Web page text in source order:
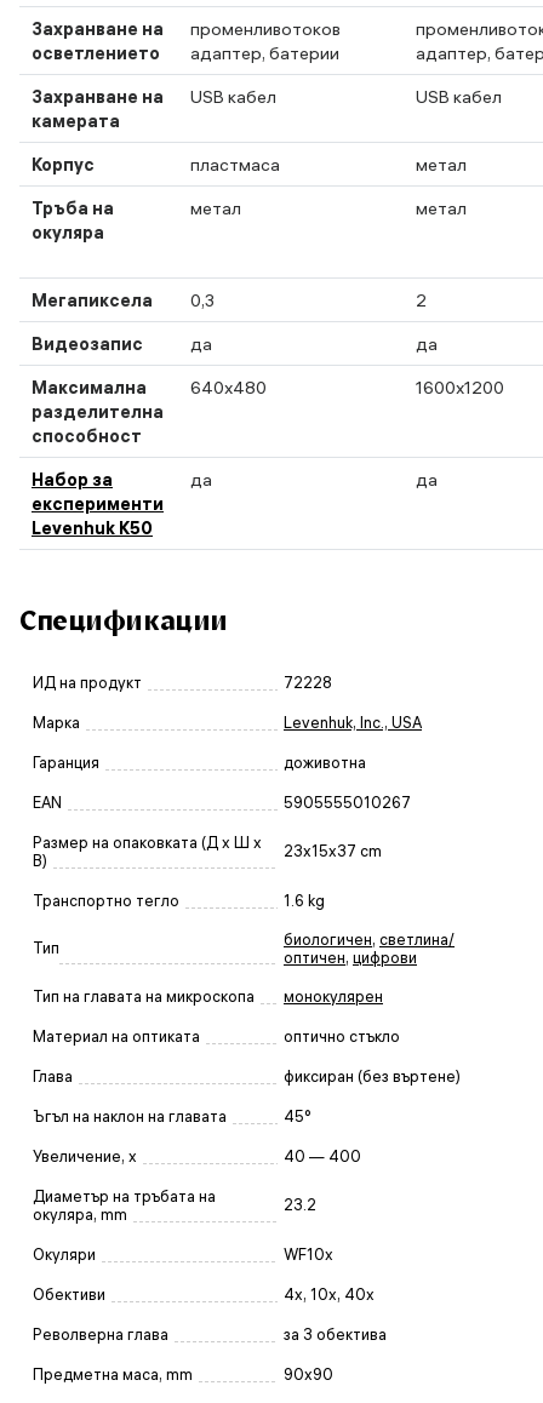
Захранване на
осветлението
променливотоков
адаптер, батерии
адаптер,
Захранване на
камерата
USB кабел USB кабел
Корпус пластмаса
метал
Тръба на
окуляра
метал метал
Мегапиксела 0,3
2
Видеозапис
да
да
Максимална
разделителна
способност
640x480 1600х1200
Набор за
експерименти
Levenhuk K50
да да
Спецификации
ИД на продукт 72228
Марка Levenhuk, Inc., USA
Гаранция доживотна
EAN 5905555010267
Размер на опаковката (Д x Ш x
В)
23x15x37 cm
Транспортно тегло 1.6 kg
Тип биологичен, светлина/
оптичен, цифрови
Тип на главата на микроскопа монокулярен
Материал на оптиката оптично стъкло
Глава фиксиран (без въртене)
Ъгъл на наклон на главата 45°
Увеличение, x 40 — 400
Диаметър на тръбата на
окуляра, mm
23.2
Окуляри WF10x
Обективи 4x, 10x, 40x
Револверна глава за 3 обектива
Предметна маса, mm 90x90